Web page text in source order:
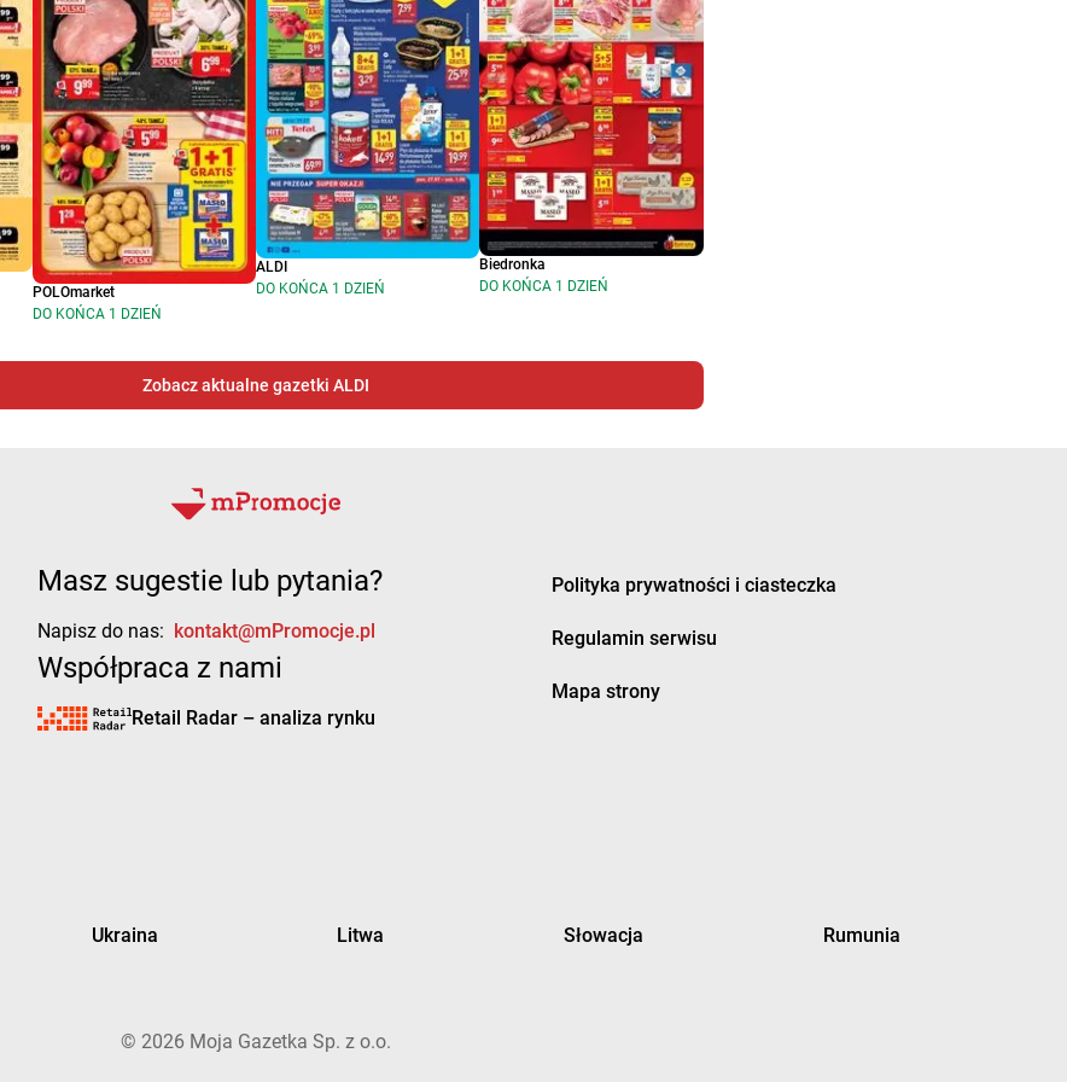
POLOmarket
DO KOŃCA 1 DZIEŃ
ALDI
DO KOŃCA 1 DZIEŃ
Biedronka
DO KOŃCA 1 DZIEŃ
Zobacz aktualne gazetki ALDI
Masz sugestie lub pytania?
Napisz do nas: kontakt@mPromocje.pl
Współpraca z nami
Retail Radar – analiza rynku
Polityka prywatności i ciasteczka
Regulamin serwisu
Mapa strony
Ukraina Litwa Słowacja Rumunia
© 2026 Moja Gazetka Sp. z o.o.